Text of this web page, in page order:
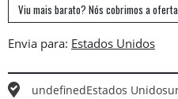
Viu mais barato? Nós cobrimos a
Envia para:
undefinedEstados Unidos